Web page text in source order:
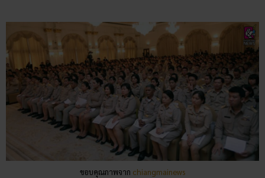
ขอบคุณภาพจาก chiangmainews